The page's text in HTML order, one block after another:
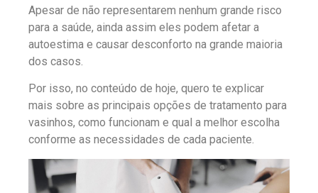
Apesar de não representarem nenhum grande risco
para a saúde, ainda assim eles podem afetar a
autoestima e causar desconforto na grande maioria
dos casos.
Por isso, no conteúdo de hoje, quero te explicar
mais sobre as principais opções de tratamento para
vasinhos, como funcionam e qual a melhor escolha
conforme as necessidades de cada paciente.